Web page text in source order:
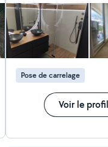
consciencieux et
dépasse complétement. Nous ne pouvons que vous le
recommander pour vos
appel à
Pose de carrelage
Voir le profil